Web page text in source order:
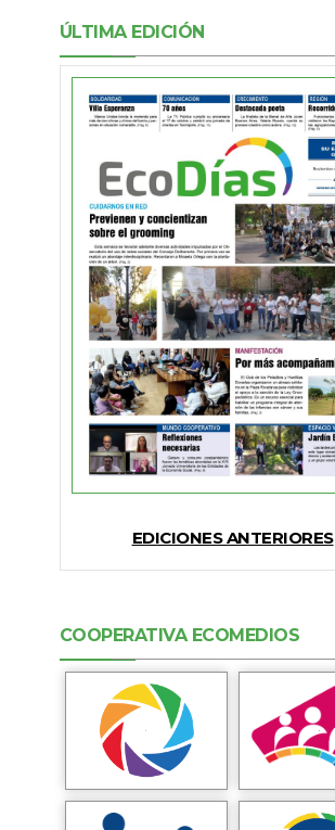
ÚLTIMA EDICIÓN
EDICIONES ANTERIORES
COOPERATIVA ECOMEDIOS